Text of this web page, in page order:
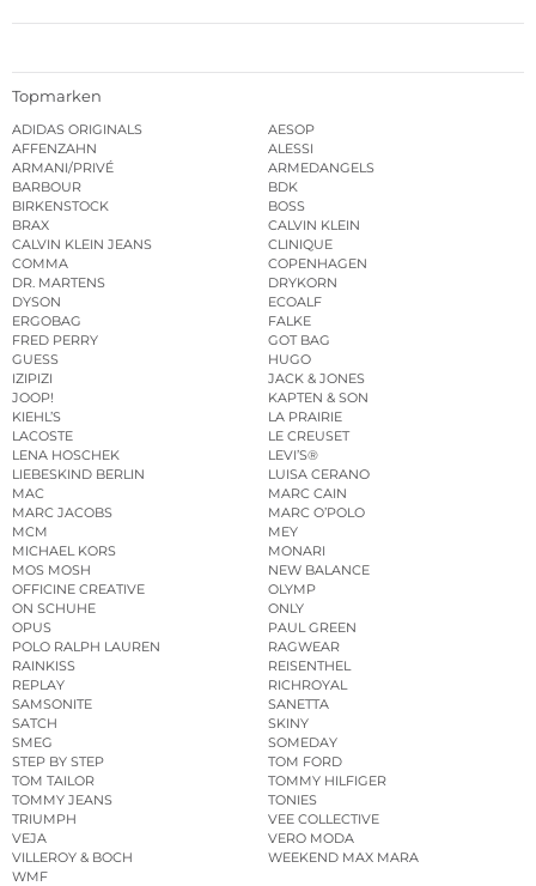
Topmarken
ADIDAS ORIGINALS
AESOP
AFFENZAHN
ALESSI
ARMANI/PRIVÉ
ARMEDANGELS
BARBOUR
BDK
BIRKENSTOCK
BOSS
BRAX
CALVIN KLEIN
CALVIN KLEIN JEANS
CLINIQUE
COMMA
COPENHAGEN
DR. MARTENS
DRYKORN
DYSON
ECOALF
ERGOBAG
FALKE
FRED PERRY
GOT BAG
GUESS
HUGO
IZIPIZI
JACK & JONES
JOOP!
KAPTEN & SON
KIEHL’S
LA PRAIRIE
LACOSTE
LE CREUSET
LENA HOSCHEK
LEVI’S®
LIEBESKIND BERLIN
LUISA CERANO
MAC
MARC CAIN
MARC JACOBS
MARC O’POLO
MCM
MEY
MICHAEL KORS
MONARI
MOS MOSH
NEW BALANCE
OFFICINE CREATIVE
OLYMP
ON SCHUHE
ONLY
OPUS
PAUL GREEN
POLO RALPH LAUREN
RAGWEAR
RAINKISS
REISENTHEL
REPLAY
RICHROYAL
SAMSONITE
SANETTA
SATCH
SKINY
SMEG
SOMEDAY
STEP BY STEP
TOM FORD
TOM TAILOR
TOMMY HILFIGER
TOMMY JEANS
TONIES
TRIUMPH
VEE COLLECTIVE
VEJA
VERO MODA
VILLEROY & BOCH
WEEKEND MAX MARA
WMF